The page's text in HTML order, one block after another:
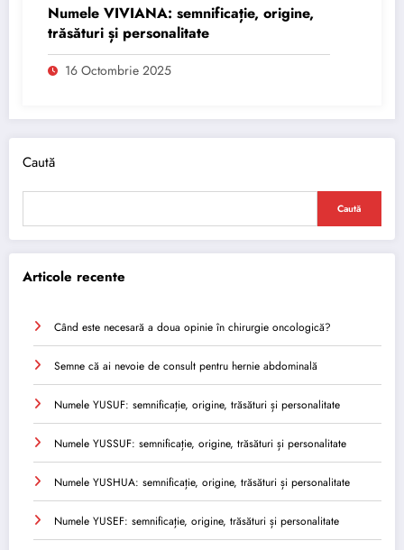
Numele VIVIANA: semnificație, origine,
trăsături și personalitate
16 Octombrie 2025
Caută
Caută
Articole recente
Când este necesară a doua opinie în chirurgie oncologică?
Semne că ai nevoie de consult pentru hernie abdominală
Numele YUSUF: semnificație, origine, trăsături și personalitate
Numele YUSSUF: semnificație, origine, trăsături și personalitate
Numele YUSHUA: semnificație, origine, trăsături și personalitate
Numele YUSEF: semnificație, origine, trăsături și personalitate